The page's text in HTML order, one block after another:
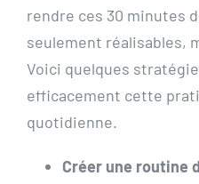
rendre ces 30 minutes
seulement réalisables,
Voici quelques
efficacement cette
quotidienne.
Créer une routine